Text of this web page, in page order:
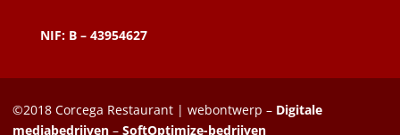
NIF: B – 43954627
©2018 Corcega Restaurant | webontwerp – Digitale
mediabedrijven – SoftOptimize-bedrijven